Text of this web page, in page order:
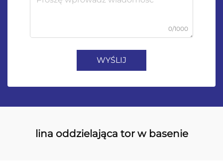
0/1000
WYŚLIJ
lina oddzielająca tor w basenie